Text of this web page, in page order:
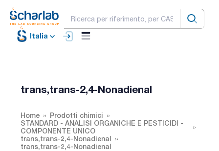
Italia
trans,trans-2,4-Nonadienal
Home
Prodotti chimici
STANDARD - ANALISI ORGANICHE E PESTICIDI -
COMPONENTE UNICO
trans,trans-2,4-Nonadienal
trans,trans-2,4-Nonadienal